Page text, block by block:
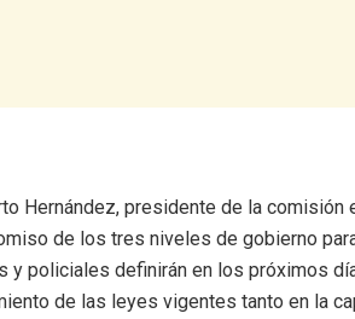
Hernández, presidente de la
de los tres niveles de gobierno
y policiales definirán en los próximos
de las leyes vigentes tanto en la